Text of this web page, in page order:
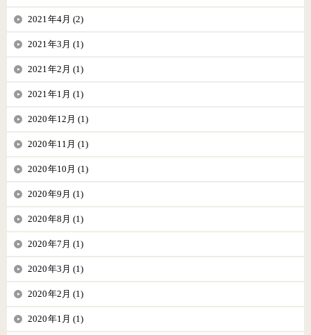
2021年4月 (2)
2021年3月 (1)
2021年2月 (1)
2021年1月 (1)
2020年12月 (1)
2020年11月 (1)
2020年10月 (1)
2020年9月 (1)
2020年8月 (1)
2020年7月 (1)
2020年3月 (1)
2020年2月 (1)
2020年1月 (1)